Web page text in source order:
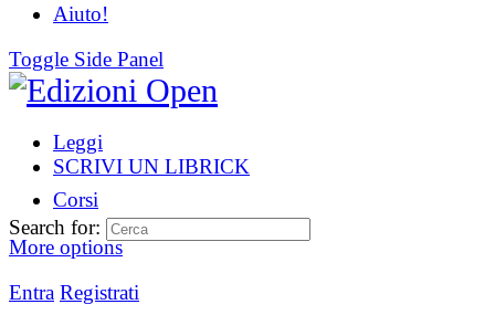
Aiuto!
Toggle Side Panel
Leggi
SCRIVI UN LIBRICK
Corsi
More options
Entra Registrati
Search for: